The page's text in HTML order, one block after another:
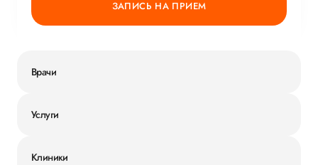
ЗАПИСЬ НА ПРИЕМ
Врачи
Услуги
Клиники